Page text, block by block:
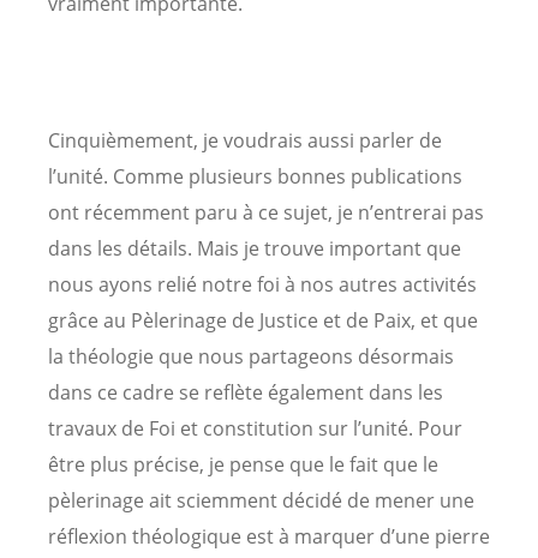
Cinquièmement, je voudrais aussi parler de
l’unité. Comme plusieurs bonnes publications
ont récemment paru à ce sujet, je n’entrerai pas
dans les détails. Mais je trouve important que
nous ayons relié notre foi à nos autres activités
grâce au Pèlerinage de Justice et de Paix, et que
la théologie que nous partageons désormais
dans ce cadre se reflète également dans les
travaux de Foi et constitution sur l’unité. Pour
être plus précise, je pense que le fait que le
pèlerinage ait sciemment décidé de mener une
réflexion théologique est à marquer d’une pierre